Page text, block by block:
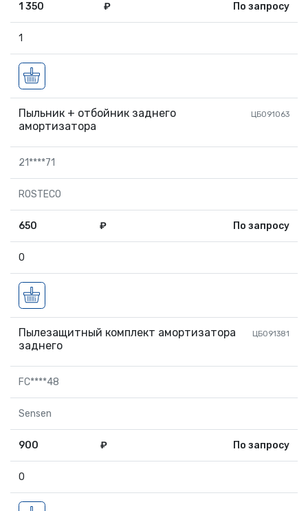
1 350 ₽ По запросу
1
Пыльник + отбойник заднего
амортизатора
ЦБ091063
21****71
ROSTECO
650 ₽ По запросу
0
Пылезащитный комплект амортизатора
заднего
ЦБ091381
FC****48
Sensen
900 ₽ По запросу
0